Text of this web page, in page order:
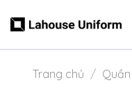
Trang chủ /